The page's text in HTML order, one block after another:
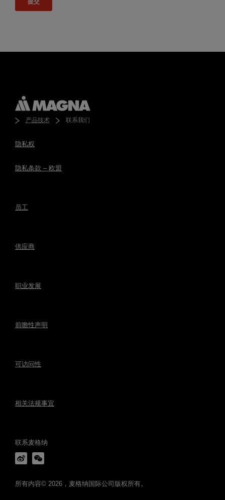
产品技术 联系我们
隐私权
隐私条款 – 欧盟
员工
供应商
职业发展
前瞻性声明
可访问性
相关法规事宜
联系麦格纳
所有内容© 2026，麦格纳国际公司版权所有。